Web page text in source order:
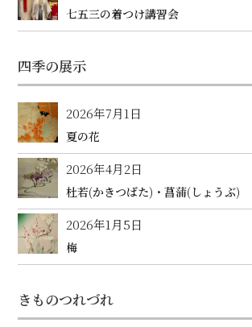
七五三の着つけ講習会
四季の展示
2026年7月1日
夏の花
2026年4月2日
杜若(かきつばた)・菖蒲(しょうぶ)
2026年1月5日
梅
きものつれづれ